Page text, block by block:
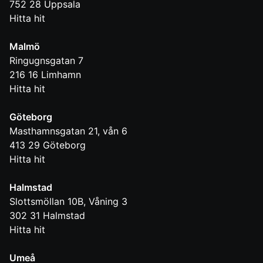
752 28 Uppsala
Hitta hit
Malmö
Ringugnsgatan 7
216 16 Limhamn
Hitta hit
Göteborg
Masthamnsgatan 21, vån 6
413 29 Göteborg
Hitta hit
Halmstad
Slottsmöllan 10B, Våning 3
302 31 Halmstad
Hitta hit
Umeå